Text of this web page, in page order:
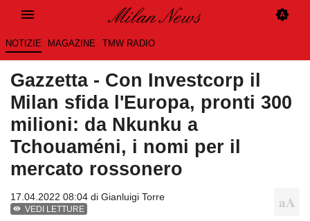
NOTIZIE MAGAZINE TMW RADIO
Gazzetta - Con Investcorp il
Milan sfida l'Europa, pronti 300
milioni: da Nkunku a
Tchouaméni, i nomi per il
mercato rossonero
17.04.2022 08:04 di Gianluigi Torre
VEDI LETTURE